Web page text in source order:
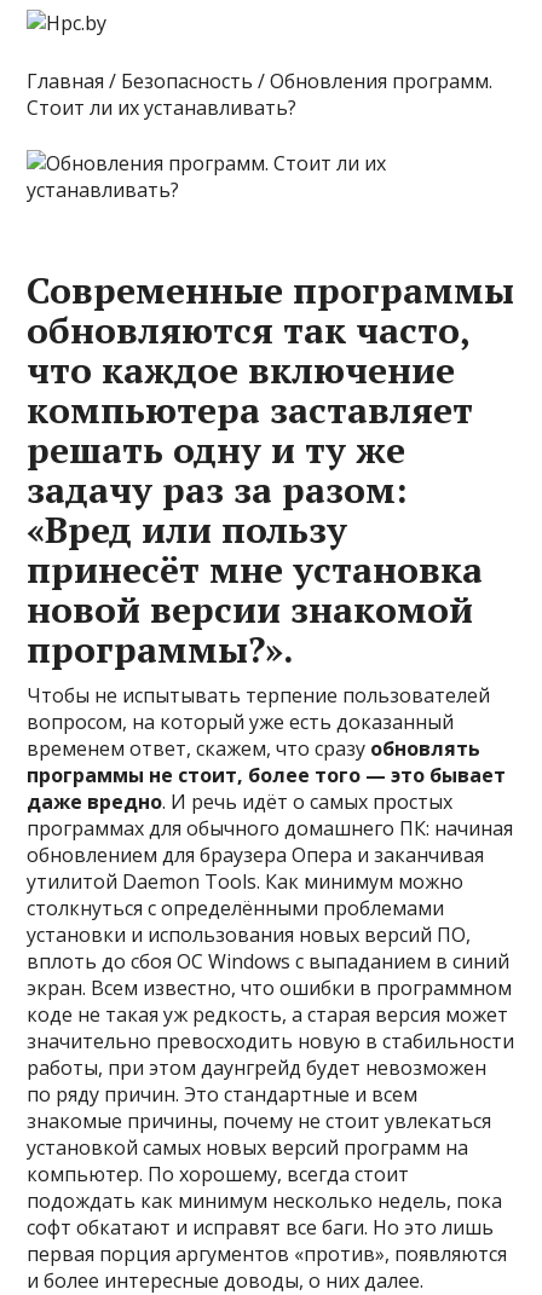
Главная / Безопасность / Обновления программ.
Стоит ли их устанавливать?
Современные программы
обновляются так часто,
что каждое включение
компьютера заставляет
решать одну и ту же
задачу раз за разом:
«Вред или пользу
принесёт мне установка
новой версии знакомой
программы?».
Чтобы не испытывать терпение пользователей
вопросом, на который уже есть доказанный
временем ответ, скажем, что сразу обновлять
программы не стоит, более того — это бывает
даже вредно. И речь идёт о самых простых
программах для обычного домашнего ПК: начиная
обновлением для браузера Опера и заканчивая
утилитой Daemon Tools. Как минимум можно
столкнуться с определёнными проблемами
установки и использования новых версий ПО,
вплоть до сбоя ОС Windows с выпаданием в синий
экран. Всем известно, что ошибки в программном
коде не такая уж редкость, а старая версия может
значительно превосходить новую в стабильности
работы, при этом даунгрейд будет невозможен
по ряду причин. Это стандартные и всем
знакомые причины, почему не стоит увлекаться
установкой самых новых версий программ на
компьютер. По хорошему, всегда стоит
подождать как минимум несколько недель, пока
софт обкатают и исправят все баги. Но это лишь
первая порция аргументов «против», появляются
и более интересные доводы, о них далее.